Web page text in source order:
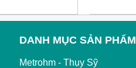
DANH MỤC SẢN PHẨM
Metrohm - Thụy Sỹ